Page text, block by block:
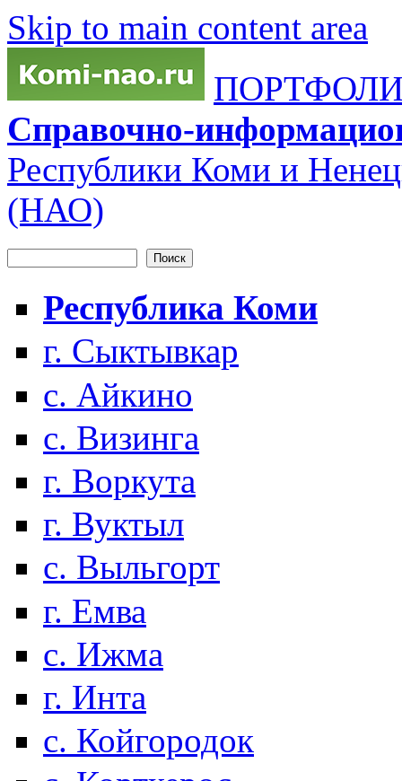
Skip to main content area
Справочно-
Республики Коми и
(НАО)
Форма поиска
Республика Коми
г. Сыктывкар
с. Айкино
с. Визинга
г. Воркута
г. Вуктыл
с. Выльгорт
г. Емва
с. Ижма
г. Инта
с. Койгородок